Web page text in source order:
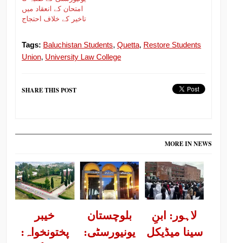
امتحان کے انعقاد میں
تاخیر کے خلاف احتجاج
Tags: Baluchistan Students, Quetta, Restore Students
Union, University Law College
SHARE THIS POST
MORE IN NEWS
خیبر
پختونخواہ:
بلوچستان
یونیورسٹی:
لاہور: ابنِ
سینا میڈیکل